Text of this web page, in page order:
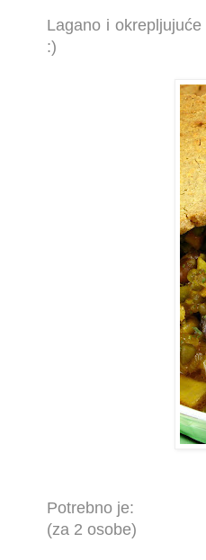
Lagano i
:)
Potrebno je:
(za 2 osobe)